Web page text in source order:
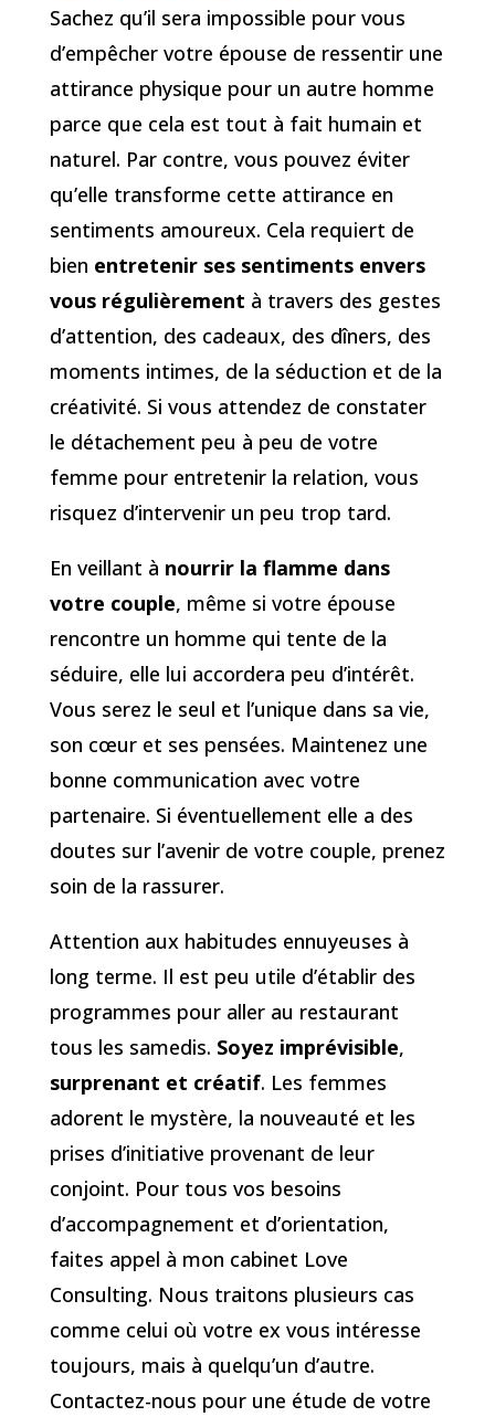
Sachez qu’il sera impossible pour vous
d’empêcher votre épouse de ressentir une
attirance physique pour un autre homme
parce que cela est tout à fait humain et
naturel. Par contre, vous pouvez éviter
qu’elle transforme cette attirance en
sentiments amoureux. Cela requiert de
bien entretenir ses sentiments envers
vous régulièrement à travers des gestes
d’attention, des cadeaux, des dîners, des
moments intimes, de la séduction et de la
créativité. Si vous attendez de constater
le détachement peu à peu de votre
femme pour entretenir la relation, vous
risquez d’intervenir un peu trop tard.
En veillant à nourrir la flamme dans
votre couple, même si votre épouse
rencontre un homme qui tente de la
séduire, elle lui accordera peu d’intérêt.
Vous serez le seul et l’unique dans sa vie,
son cœur et ses pensées. Maintenez une
bonne communication avec votre
partenaire. Si éventuellement elle a des
doutes sur l’avenir de votre couple, prenez
soin de la rassurer.
Attention aux habitudes ennuyeuses à
long terme. Il est peu utile d’établir des
programmes pour aller au restaurant
tous les samedis. Soyez imprévisible,
surprenant et créatif. Les femmes
adorent le mystère, la nouveauté et les
prises d’initiative provenant de leur
conjoint. Pour tous vos besoins
d’accompagnement et d’orientation,
faites appel à mon cabinet Love
Consulting. Nous traitons plusieurs cas
comme celui où votre ex vous intéresse
toujours, mais à quelqu’un d’autre.
Contactez-nous pour une étude de votre